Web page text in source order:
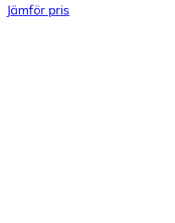
Jämför pris